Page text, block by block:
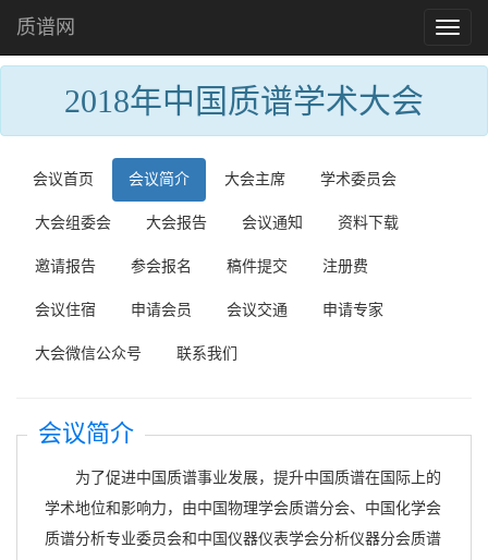
2018年中国质谱学术大会
Toggle
质谱网
会议首页 会议简介 大会主席 学术委员会
大会组委会 大会报告 会议通知 资料下载
邀请报告 参会报名 稿件提交 注册费
会议住宿 申请会员 会议交通 申请专家
大会微信公众号 联系我们
会议简介
为了促进中国质谱事业发展，提升中国质谱在国际上的
学术地位和影响力，由中国物理学会质谱分会、中国化学会
质谱分析专业委员会和中国仪器仪表学会分析仪器分会质谱